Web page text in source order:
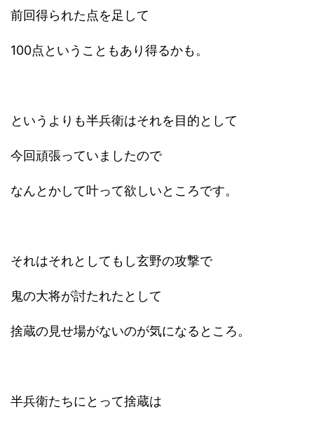
前回得られた点を足して
100点ということもあり得るかも。
というよりも半兵衛はそれを目的として
今回頑張っていましたので
なんとかして叶って欲しいところです。
それはそれとしてもし玄野の攻撃で
鬼の大将が討たれたとして
捨蔵の見せ場がないのが気になるところ。
半兵衛たちにとって捨蔵は